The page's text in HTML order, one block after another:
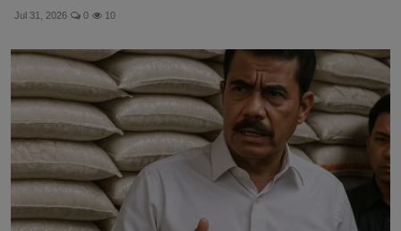
Jul 31, 2026 0 10